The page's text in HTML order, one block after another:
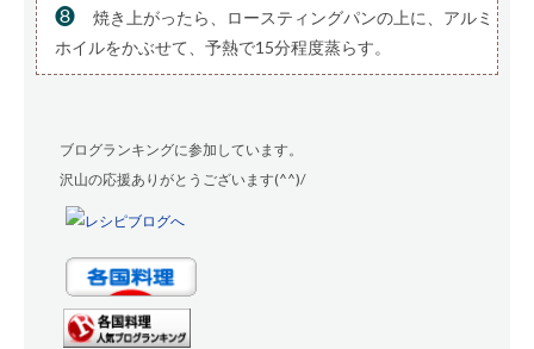
❽
焼き上がったら、ロースティングパンの上に、アルミ
ホイルをかぶせて、予熱で15分程度蒸らす。
ブログランキングに参加しています。
沢山の応援ありがとうございます(^^)/